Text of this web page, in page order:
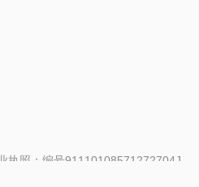
执照：编号91110108571272704J